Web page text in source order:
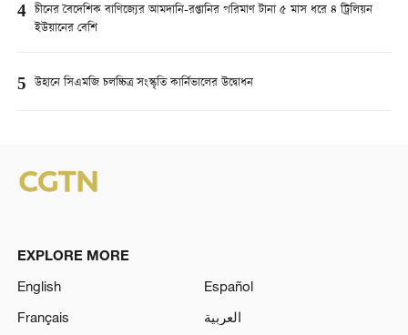
4 চীনের বৈদেশিক বাণিজ্যের আমদানি-রপ্তানির পরিমাণ টানা ৫ মাস ধরে ৪ ট্রিলিয়ন
ইউয়ানের বেশি
5 উহানে সিএমজি চলচ্চিত্র সংস্কৃতি কার্নিভালের উদ্বোধন
EXPLORE MORE
English
Español
Français
العربية